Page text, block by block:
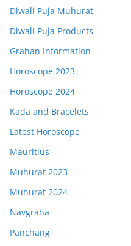
Diwali Puja Muhurat
Diwali Puja Products
Grahan Information
Horoscope 2023
Horoscope 2024
Kada and Bracelets
Latest Horoscope
Mauritius
Muhurat 2023
Muhurat 2024
Navgraha
Panchang